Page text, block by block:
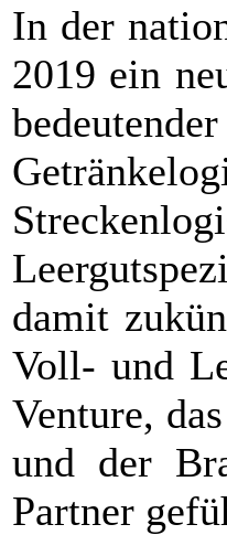
In der
2019 ein
damit
Voll- und
Venture,
und der
Partner